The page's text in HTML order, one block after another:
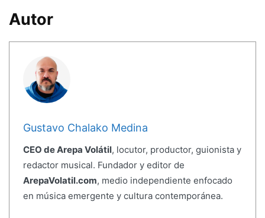
Autor
Gustavo Chalako Medina
CEO de Arepa Volátil, locutor, productor, guionista y
redactor musical. Fundador y editor de
ArepaVolatil.com, medio independiente enfocado
en música emergente y cultura contemporánea.